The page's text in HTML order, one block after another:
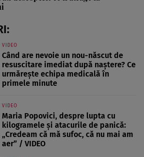
VIDEO
Când are nevoie un nou-născut de
resuscitare imediat după naștere? Ce
urmărește echipa medicală în
primele minute
VIDEO
Maria Popovici, despre lupta cu
kilogramele și atacurile de panică:
„Credeam că mă sufoc, că nu mai am
aer” / VIDEO